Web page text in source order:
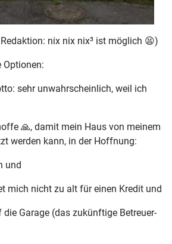
nix nix nix³ ist möglich 😫)
Optionen:
sehr unwahrscheinlich, weil ich
🙏, damit mein Haus von meinem
werden kann, in der Hoffnung:
und
mich nicht zu alt für einen Kredit und
Garage (das zukünftige Betreuer-